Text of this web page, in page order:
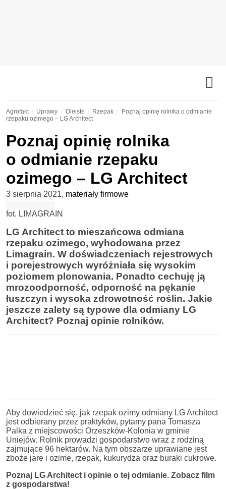
Agrofakt Uprawy Oleiste Rzepak
Poznaj opinię rolnika o odmianie
rzepaku ozimego – LG Architect
Poznaj opinię rolnika
o odmianie rzepaku
ozimego – LG Architect
3 sierpnia 2021, materiały firmowe
fot. LIMAGRAIN
LG Architect to mieszańcowa odmiana
rzepaku ozimego, wyhodowana przez
Limagrain. W doświadczeniach rejestrowych
i porejestrowych wyróżniała się wysokim
poziomem plonowania. Ponadto cechuję ją
mrozoodporność, odporność na pękanie
łuszczyn i wysoka zdrowotność roślin. Jakie
jeszcze zalety są typowe dla odmiany LG
Architect? Poznaj opinie rolników.
Aby dowiedzieć się, jak rzepak ozimy odmiany LG Architect
jest odbierany przez praktyków, pytamy pana Tomasza
Palka z miejscowości Orzeszków-Kolonia w gminie
Uniejów. Rolnik prowadzi gospodarstwo wraz z rodziną
zajmujące 96 hektarów. Na tym obszarze uprawiane jest
zboże jare i ozime, rzepak, kukurydza oraz buraki cukrowe.
Poznaj LG Architect i opinie o tej odmianie. Zobacz film
z gospodarstwa!